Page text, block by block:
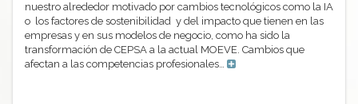
nuestro alrededor motivado por cambios tecnológicos como la IA
o los factores de sostenibilidad y del impacto que tienen en las
empresas y en sus modelos de negocio, como ha sido la
transformación de CEPSA a la actual MOEVE. Cambios que
afectan a las competencias profesionales…